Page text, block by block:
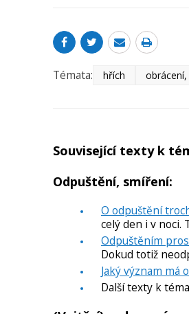
Témata: hřích
Související texty k
Odpuštění, smíření:
O odpuštění
celý den i v noci.
Odpuštěním
Dokud totiž
Jaký význam má
Další texty k